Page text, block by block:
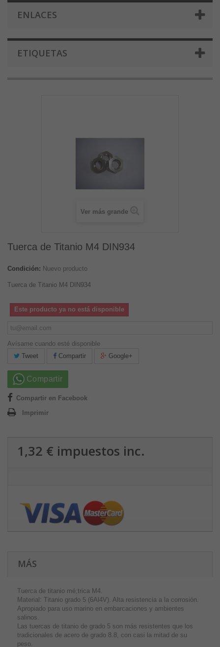
ENLACES
ETIQUETAS
Ver más grande
Tuerca de Titanio M4 DIN934
Condición: Nuevo producto
Tuerca de Titanio M4 DIN934
Este producto ya no está disponible
Avísame cuando esté disponible
Tweet
Compartir Google+
Compartir
Compartir en Facebook
Imprimir
1,32 € impuestos inc.
MÁS
Tuerca de titanio mé;trica M4.
Material: Titanio grado 5 (6Al4V). Alta resistencia a la corrosión.
Apropiado para uso marino en embarcaciones y ambientes
salinos.
Las tuercas de titanio de grado 5 son más resistentes que los
tradicionales de acero de grado 8.8, con casi la mitad de su
peso.